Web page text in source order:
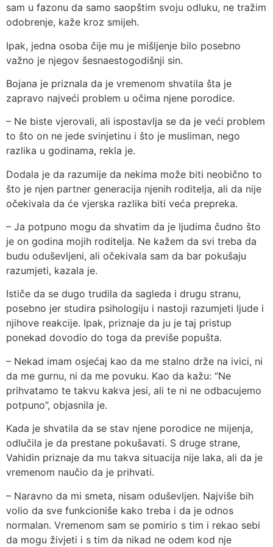
sam u fazonu da samo saopštim svoju odluku, ne tražim
odobrenje, kaže kroz smijeh.
Ipak, jedna osoba čije mu je mišljenje bilo posebno
važno je njegov šesnaestogodišnji sin.
Bojana je priznala da je vremenom shvatila šta je
zapravo najveći problem u očima njene porodice.
– Ne biste vjerovali, ali ispostavlja se da je veći problem
to što on ne jede svinjetinu i što je musliman, nego
razlika u godinama, rekla je.
Dodala je da razumije da nekima može biti neobično to
što je njen partner generacija njenih roditelja, ali da nije
očekivala da će vjerska razlika biti veća prepreka.
– Ja potpuno mogu da shvatim da je ljudima čudno što
je on godina mojih roditelja. Ne kažem da svi treba da
budu oduševljeni, ali očekivala sam da bar pokušaju
razumjeti, kazala je.
Ističe da se dugo trudila da sagleda i drugu stranu,
posebno jer studira psihologiju i nastoji razumjeti ljude i
njihove reakcije. Ipak, priznaje da ju je taj pristup
ponekad dovodio do toga da previše popušta.
– Nekad imam osjećaj kao da me stalno drže na ivici, ni
da me gurnu, ni da me povuku. Kao da kažu: “Ne
prihvatamo te takvu kakva jesi, ali te ni ne odbacujemo
potpuno”, objasnila je.
Kada je shvatila da se stav njene porodice ne mijenja,
odlučila je da prestane pokušavati. S druge strane,
Vahidin priznaje da mu takva situacija nije laka, ali da je
vremenom naučio da je prihvati.
– Naravno da mi smeta, nisam oduševljen. Najviše bih
volio da sve funkcioniše kako treba i da je odnos
normalan. Vremenom sam se pomirio s tim i rekao sebi
da mogu živjeti i s tim da nikad ne odem kod nje